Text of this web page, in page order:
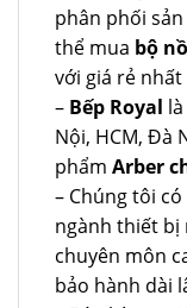
phân phối
thể mua bộ
với giá rẻ
– Bếp Royal
Nội, HCM, Đà
phẩm Arber
– Chúng tôi
ngành thiết bị
chuyên môn
bảo hành dài